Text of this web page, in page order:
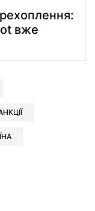
вже
у Whatsapp
у Messenger
у LinkedIn